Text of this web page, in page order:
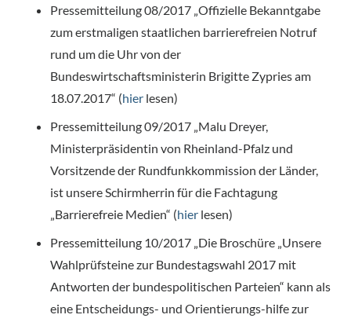
Pressemitteilung 08/2017 „Offizielle Bekanntgabe
zum erstmaligen staatlichen barrierefreien Notruf
rund um die Uhr von der
Bundeswirtschaftsministerin Brigitte Zypries am
18.07.2017“ (hier lesen)
Pressemitteilung 09/2017 „Malu Dreyer,
Ministerpräsidentin von Rheinland-Pfalz und
Vorsitzende der Rundfunkkommission der Länder,
ist unsere Schirmherrin für die Fachtagung
„Barrierefreie Medien“ (hier lesen)
Pressemitteilung 10/2017 „Die Broschüre „Unsere
Wahlprüfsteine zur Bundestagswahl 2017 mit
Antworten der bundespolitischen Parteien“ kann als
eine Entscheidungs- und Orientierungs-hilfe zur